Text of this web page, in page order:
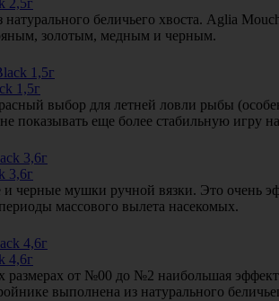
2,5г
беличьего хвоста. Aglia
золотым, медным и черным.
1,5г
выбор для летней ловли рыбы
показывать еще более стабильную игру
3,6г
черные мушки ручной вязки. Это очень
массового вылета насекомых.
4,6г
размерах от №00 до №2 наибольшая
выполнена из натурального